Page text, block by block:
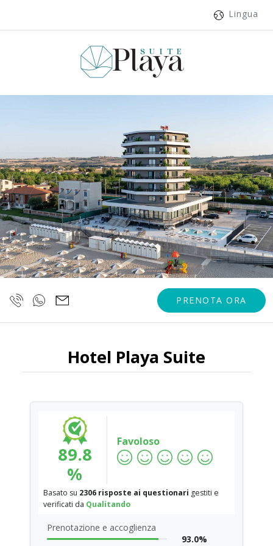
Lingua
PRENOTA ORA
Hotel Playa Suite
89.8
%
Favoloso
Basato su 2306 risposte ai questionari gestiti e
verificati da Qualitando
Prenotazione e accoglienza
93.0%